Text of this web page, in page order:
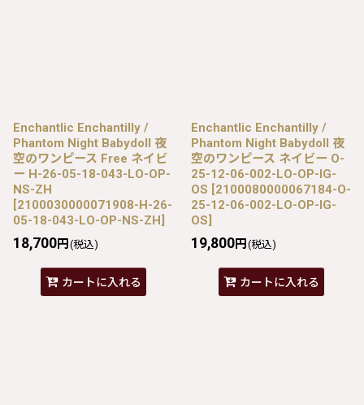
Enchantlic Enchantilly /
Phantom Night Babydoll 夜
空のワンピース Free ネイビ
ー H-26-05-18-043-LO-OP-
NS-ZH
[2100030000071908-H-26-
05-18-043-LO-OP-NS-ZH]
18,700円 (税込)
カートに入れる
Enchantlic Enchantilly /
Phantom Night Babydoll 夜
空のワンピース ネイビー O-
25-12-06-002-LO-OP-IG-
OS [2100080000067184-O-
25-12-06-002-LO-OP-IG-
OS]
19,800円 (税込)
カートに入れる